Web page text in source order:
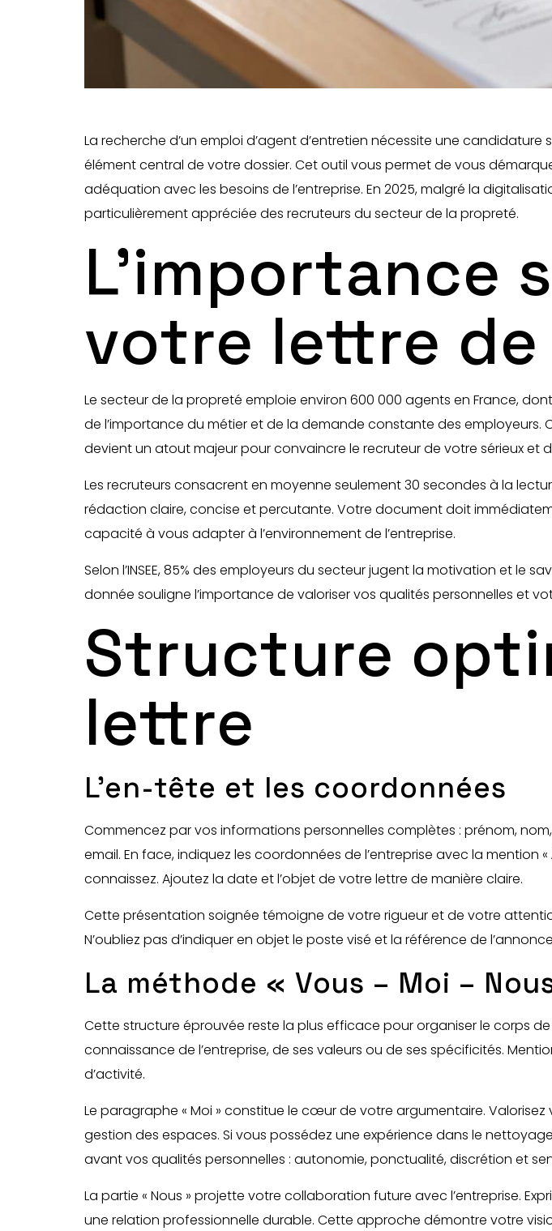
La recherche d’un emploi d’agent d’entretien nécessite une
élément central de votre dossier. Cet outil vous permet de vous
adéquation avec les besoins de l’entreprise. En 2025, malgré la
particulièrement appréciée des recruteurs du secteur de la propreté.
L’importance
votre lettre
Le secteur de la propreté emploie environ 600 000 agents en France,
de l’importance du métier et de la demande constante des
devient un atout majeur pour convaincre le recruteur de votre sérieux et
Les recruteurs consacrent en moyenne seulement 30 secondes à la
rédaction claire, concise et percutante. Votre document doit
capacité à vous adapter à l’environnement de l’entreprise.
Selon l’INSEE, 85% des employeurs du secteur jugent la motivation et
donnée souligne l’importance de valoriser vos qualités personnelles et
Structure
lettre
L’en-tête et les coordonnées
Commencez par vos informations personnelles complètes : prénom,
email. En face, indiquez les coordonnées de l’entreprise avec la mention
connaissez. Ajoutez la date et l’objet de votre lettre de manière claire.
Cette présentation soignée témoigne de votre rigueur et de votre
N’oubliez pas d’indiquer en objet le poste visé et la référence de
La méthode « Vous – Moi –
Cette structure éprouvée reste la plus efficace pour organiser le corps
connaissance de l’entreprise, de ses valeurs ou de ses spécificités.
d’activité.
Le paragraphe « Moi » constitue le cœur de votre argumentaire.
gestion des espaces. Si vous possédez une expérience dans le
avant vos qualités personnelles : autonomie, ponctualité, discrétion et
La partie « Nous » projette votre collaboration future avec l’entreprise.
une relation professionnelle durable. Cette approche démontre votre